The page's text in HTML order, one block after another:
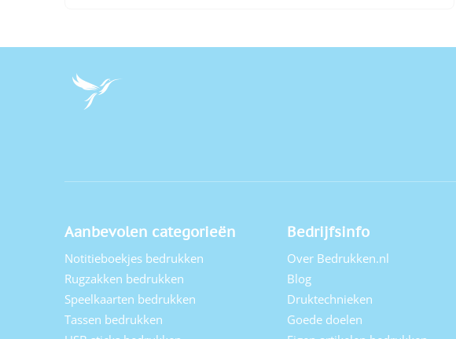
Aanbevolen categorieën
Notitieboekjes bedrukken
Rugzakken bedrukken
Speelkaarten bedrukken
Tassen bedrukken
Bedrijfsinfo
Over Bedrukken.nl
Blog
Druktechnieken
Goede doelen